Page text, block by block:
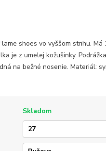
shoes vo vyššom strihu. Má
je z umelej kožušinky.
na bežné nosenie. Materiál:
Skladom